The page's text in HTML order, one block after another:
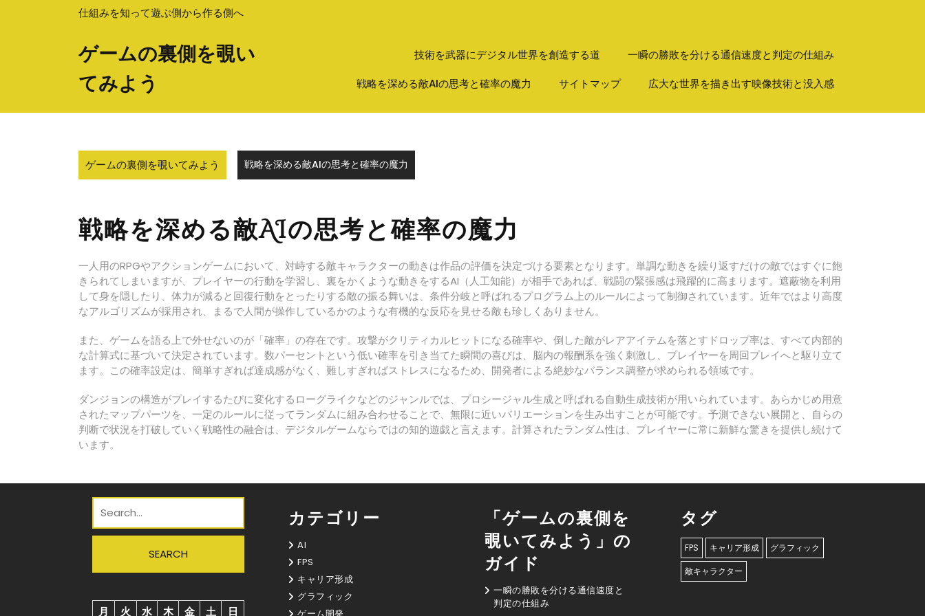
仕組みを知って遊ぶ側から作る側へ
ゲームの裏側を覗い
てみよう
技術を武器にデジタル世界を創造する道
一瞬の勝敗を分ける通信速度と判定の仕組み
戦略を深める敵AIの思考と確率の魔力
サイトマップ 広大な世界を描き出す映像技術と没入感
ゲームの裏側を覗いてみよう 戦略を深める敵AIの思考と確率の魔力
戦略を深める敵AIの思考と確率の魔力
一人用のRPGやアクションゲームにおいて、対峙する敵キャラクターの動きは作品の評価を決定づける要素となります。単調な動きを繰り返すだけの敵ではすぐに飽
きられてしまいますが、プレイヤーの行動を学習し、裏をかくような動きをするAI（人工知能）が相手であれば、戦闘の緊張感は飛躍的に高まります。遮蔽物を利用
して身を隠したり、体力が減ると回復行動をとったりする敵の振る舞いは、条件分岐と呼ばれるプログラム上のルールによって制御されています。近年ではより高度
なアルゴリズムが採用され、まるで人間が操作しているかのような有機的な反応を見せる敵も珍しくありません。
また、ゲームを語る上で外せないのが「確率」の存在です。攻撃がクリティカルヒットになる確率や、倒した敵がレアアイテムを落とすドロップ率は、すべて内部的
な計算式に基づいて決定されています。数パーセントという低い確率を引き当てた瞬間の喜びは、脳内の報酬系を強く刺激し、プレイヤーを周回プレイへと駆り立て
ます。この確率設定は、簡単すぎれば達成感がなく、難しすぎればストレスになるため、開発者による絶妙なバランス調整が求められる領域です。
ダンジョンの構造がプレイするたびに変化するローグライクなどのジャンルでは、プロシージャル生成と呼ばれる自動生成技術が用いられています。あらかじめ用意
されたマップパーツを、一定のルールに従ってランダムに組み合わせることで、無限に近いバリエーションを生み出すことが可能です。予測できない展開と、自らの
判断で状況を打破していく戦略性の融合は、デジタルゲームならではの知的遊戯と言えます。計算されたランダム性は、プレイヤーに常に新鮮な驚きを提供し続けて
います。
月 火 水 木 金 土 日
カテゴリー
AI
FPS
キャリア形成
グラフィック
「ゲームの裏側を
覗いてみよう」の
ガイド
一瞬の勝敗を分ける通信速度と
判定の仕組み
タグ
FPS キャリア形成
グラフィック
敵キャラクター